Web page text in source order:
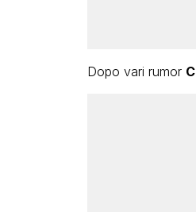
Dopo vari rumor